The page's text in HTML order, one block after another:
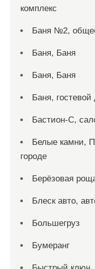
комплекс
Баня №2,
Баня, Баня
Баня, Баня
Баня, гостевой
Бастион-С,
Белые камни,
городе
Берёзовая
Блеск авто,
Большегруз
Бумеранг